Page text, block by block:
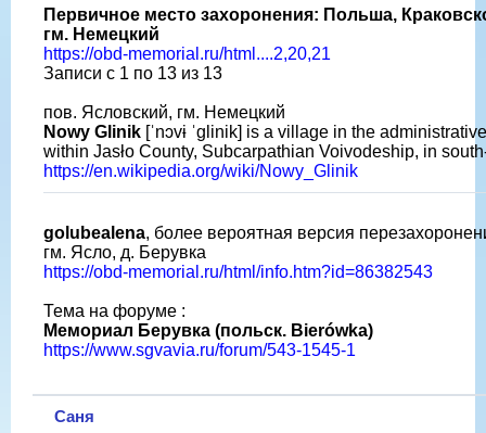
Первичное место захоронения: Польша,
гм. Немецкий
https://obd-memorial.ru/html....2,20,21
Записи с 1 по 13 из 13
пов. Ясловский, гм. Немецкий
Nowy Glinik [ˈnɔvɨ ˈɡlinik] is a village in the
within Jasło County, Subcarpathian Voivodeship, in
https://en.wikipedia.org/wiki/Nowy_Glinik
golubealena, более вероятная версия
гм. Ясло, д. Берувка
https://obd-memorial.ru/html/info.htm?id=86382543
Тема на форуме :
Мемориал Берувка (польск. Bierówka)
https://www.sgvavia.ru/forum/543-1545-1
Саня